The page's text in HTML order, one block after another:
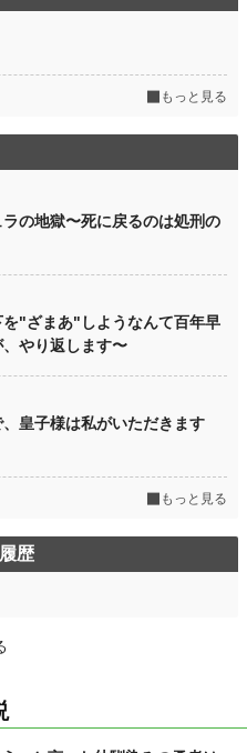
もっと見る
の地獄〜死に戻るのは処刑の
を"ざまあ"しようなんて百年早
やり返します〜
、皇子様は私がいただきます
もっと見る
歴